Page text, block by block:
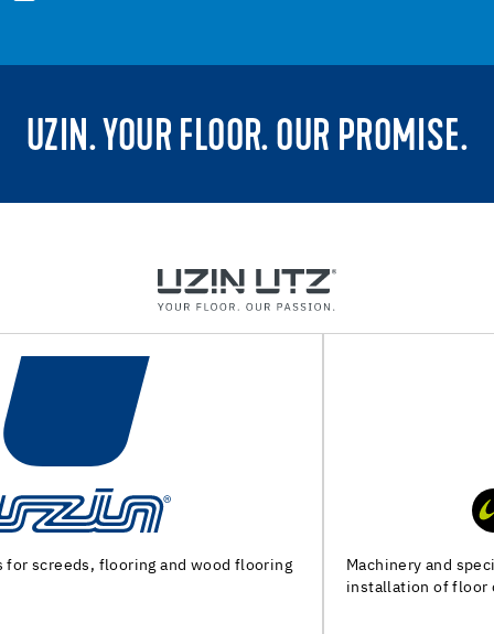
UZIN. YOUR FLOOR. OUR PROMISE.
Machinery and special tools for subfloor preparation and